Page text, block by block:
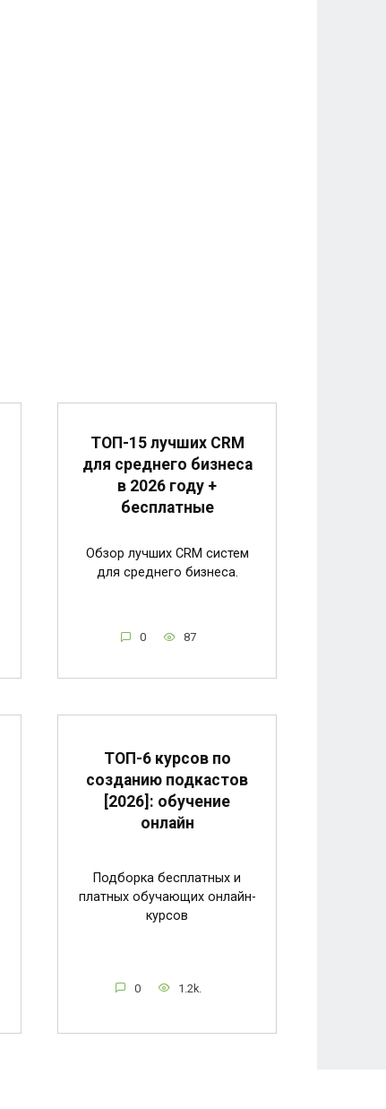
ТОП-15 лучших CRM
для среднего бизнеса
в 2026 году +
бесплатные
Обзор лучших CRM систем
для среднего бизнеса.
0 87
ТОП-6 курсов по
созданию подкастов
[2026]: обучение
онлайн
Подборка бесплатных и
платных обучающих онлайн-
курсов
0 1.2k.